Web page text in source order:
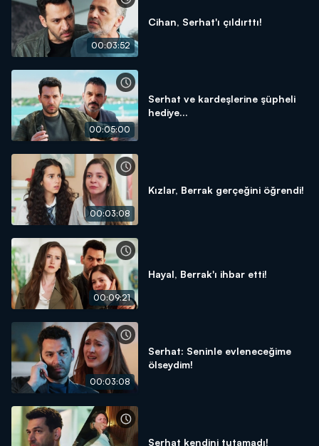
00:03:52
Cihan, Serhat'ı çıldırttı!
00:05:00
Serhat ve kardeşlerine şüpheli
hediye...
00:03:08
Kızlar, Berrak gerçeğini öğrendi!
00:09:21
Hayal, Berrak'ı ihbar etti!
00:03:08
Serhat: Seninle evleneceğime
ölseydim!
Serhat kendini tutamadı!